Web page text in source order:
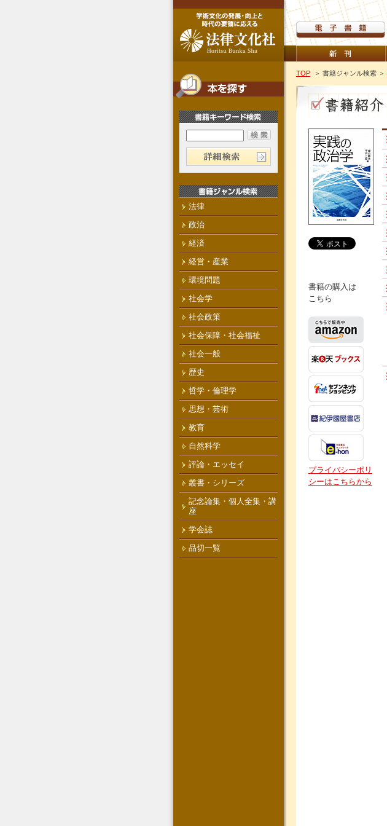
TOP ＞ 書籍ジャンル検索 ＞
書籍の購入は
こちら
プライバシーポリ
シーはこちらから
法律
政治
経済
経営・産業
環境問題
社会学
社会政策
社会保障・社会福祉
社会一般
歴史
哲学・倫理学
思想・芸術
教育
自然科学
評論・エッセイ
叢書・シリーズ
記念論集・個人全集・講
座
学会誌
品切一覧